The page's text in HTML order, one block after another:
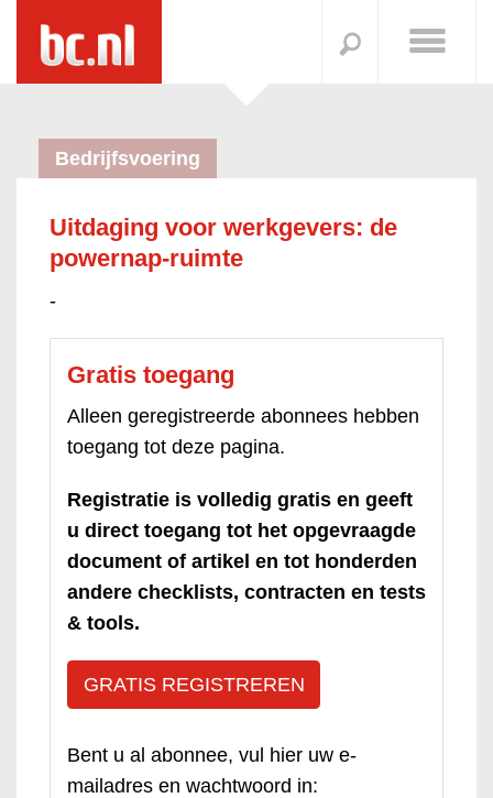
Bedrijfsvoering
Uitdaging voor werkgevers: de
powernap-ruimte
-
Gratis toegang
Alleen geregistreerde abonnees hebben
toegang tot deze pagina.
Registratie is volledig gratis en geeft
u direct toegang tot het opgevraagde
document of artikel en tot honderden
andere checklists, contracten en tests
& tools.
GRATIS REGISTREREN
Bent u al abonnee, vul hier uw e-
mailadres en wachtwoord in: